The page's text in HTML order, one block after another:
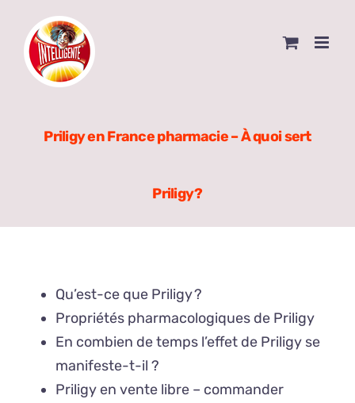
content
Priligy en France pharmacie – À quoi sert
Priligy ?
Qu’est-ce que Priligy ?
Propriétés pharmacologiques de Priligy
En combien de temps l’effet de Priligy se
manifeste-t-il ?
Priligy en vente libre – commander